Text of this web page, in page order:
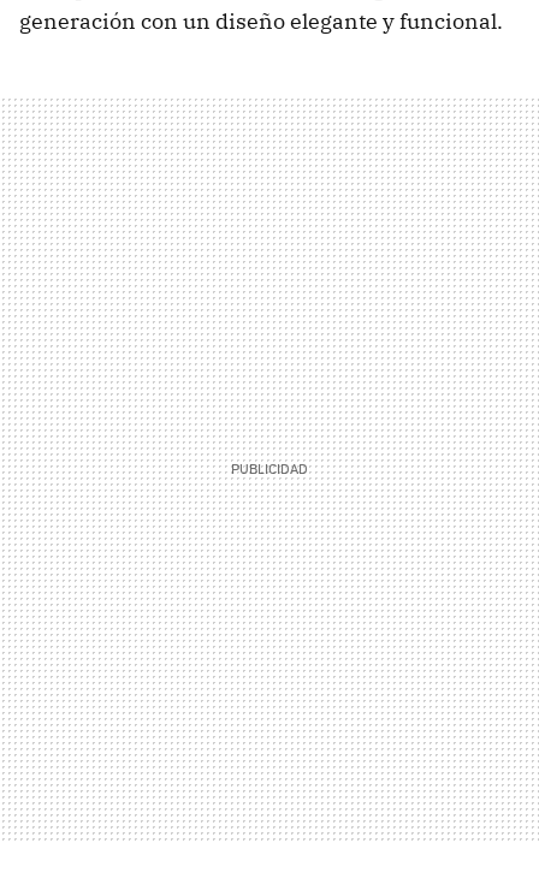
generación con un diseño elegante y funcional.